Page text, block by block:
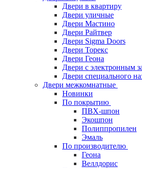
Двери в квартиру
Двери уличные
Двери Мастино
Двери Райтвер
Двери Sigma Doors
Двери Торекс
Двери Геона
Двери с электронным
Двери специального
Двери межкомнатные
Новинки
По покрытию
ПВХ-шпон
Экошпон
Полиппропилен
Эмаль
По производителю
Геона
Веллдорис